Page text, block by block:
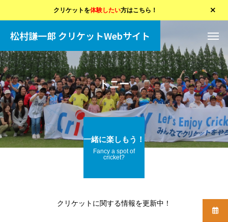
クリケットを体験したい方はこちら！
松村謙一郎 クリケットWebサイト
トニー
一緒に楽しもう！
Fancy a spot of
cricket?
クリケットに関する情報を更新中！